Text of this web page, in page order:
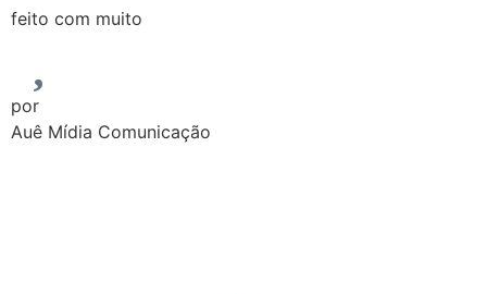
feito com muito
por
Auê Mídia Comunicação